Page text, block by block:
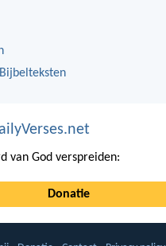
van God verspreiden:
Donatie